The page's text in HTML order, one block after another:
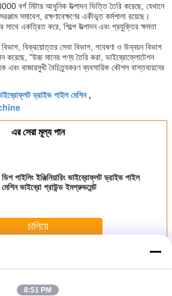
বর্গ মিটার আধুনিক উত্পাদন ভিত্তি তৈরি করেছে, যেখানে
সমাবেশ, রক্ষণাবেক্ষণের একীভূত কর্মশালা রয়েছে।
সাথে একত্রিত করে, শিল্পে উত্পাদন এবং প্রযুক্তির ক্ষমতা
বিক্রয়োত্তর সেবা বিভাগ, গবেষণা ও উন্নয়ন বিভাগ
করেছে, "উচ্চ মানের পণ্য তৈরি করা, ভাইব্রোফ্লোটেশন
এবং বাজারমুখী বৈচিত্র্যকরণ ব্যবসায়িক কৌশল বাস্তবায়নের
ড্রাইভ পাইল মেশিন,
এর সেরা মূল্য পান
ডিপ পাইলিং ইঞ্জিনিয়ারিং ভাইব্রোফ্লট ড্রাইভ পাইল
মেশিন ভাইব্রো গ্রাউন্ড ইমপ্রুভমেন্ট
চালিয়ে
8:51 PM